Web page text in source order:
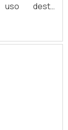
uso deste
na limpeza;
sobre
de solvente,